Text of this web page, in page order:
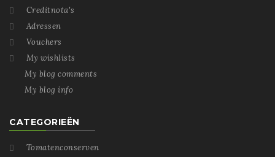
 Creditnota's
 Adressen
 Vouchers

My wishlists
My blog comments
My blog info
CATEGORIEËN
 Tomatenconserven